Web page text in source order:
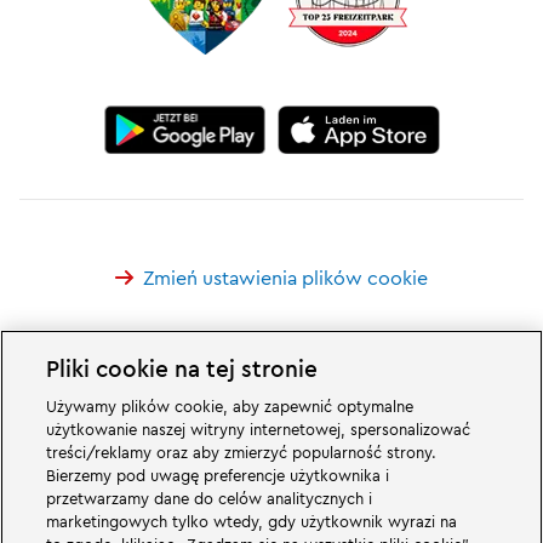
Wspaniałe rzeczy czekają na Was w rodzinnym parku rozrywki LEGOLAND w
Niemczech i jego światach tematycznych. Przeżyjcie ekscytujące atrakcje i
mnóstwo zabawy z LEGO® LEGOLAND w Niemczech to park rozrywki dla
rodzin z dziećmi w wieku od 2 do 12 lat. Park LEGOLAND znajduje się w
pobliżu Günzburga w Bawarii. LEGOLAND Deutschland to jeden z
największych parków rozrywki w Bawarii i jeden z najbardziej znanych i
popularnych parków rozrywki w Niemczech. Park rozrywki zapewni
Zmień ustawienia plików cookie
Pliki cookie na tej stronie
Używamy plików cookie, aby zapewnić optymalne
użytkowanie naszej witryny internetowej, spersonalizować
treści/reklamy oraz aby zmierzyć popularność strony.
Bierzemy pod uwagę preferencje użytkownika i
przetwarzamy dane do celów analitycznych i
marketingowych tylko wtedy, gdy użytkownik wyrazi na